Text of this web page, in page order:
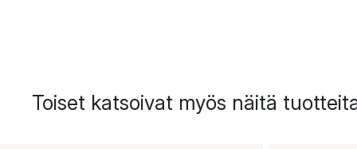
Toiset katsoivat myös näitä